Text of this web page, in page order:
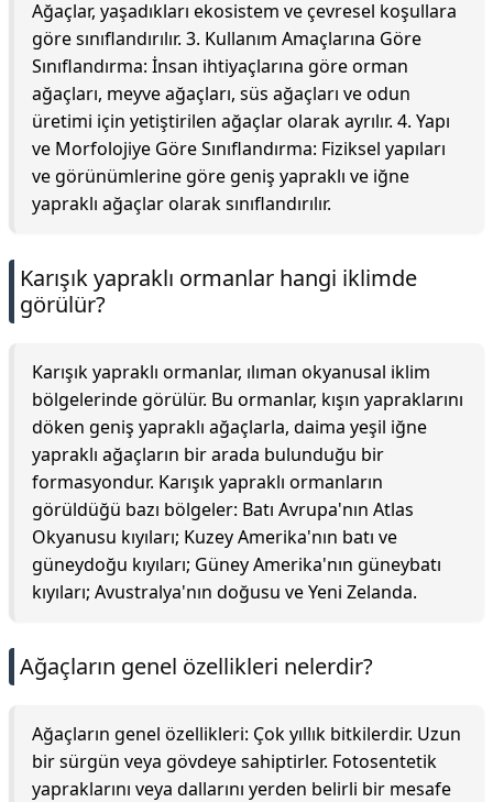
Ağaçlar, yaşadıkları ekosistem ve çevresel koşullara
göre sınıflandırılır. 3. Kullanım Amaçlarına Göre
Sınıflandırma: İnsan ihtiyaçlarına göre orman
ağaçları, meyve ağaçları, süs ağaçları ve odun
üretimi için yetiştirilen ağaçlar olarak ayrılır. 4. Yapı
ve Morfolojiye Göre Sınıflandırma: Fiziksel yapıları
ve görünümlerine göre geniş yapraklı ve iğne
yapraklı ağaçlar olarak sınıflandırılır.
Karışık yapraklı ormanlar hangi iklimde
görülür?
Karışık yapraklı ormanlar, ılıman okyanusal iklim
bölgelerinde görülür. Bu ormanlar, kışın yapraklarını
döken geniş yapraklı ağaçlarla, daima yeşil iğne
yapraklı ağaçların bir arada bulunduğu bir
formasyondur. Karışık yapraklı ormanların
görüldüğü bazı bölgeler: Batı Avrupa'nın Atlas
Okyanusu kıyıları; Kuzey Amerika'nın batı ve
güneydoğu kıyıları; Güney Amerika'nın güneybatı
kıyıları; Avustralya'nın doğusu ve Yeni Zelanda.
Ağaçların genel özellikleri nelerdir?
Ağaçların genel özellikleri: Çok yıllık bitkilerdir. Uzun
bir sürgün veya gövdeye sahiptirler. Fotosentetik
yapraklarını veya dallarını yerden belirli bir mesafe